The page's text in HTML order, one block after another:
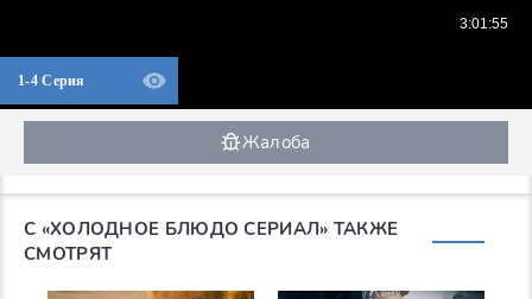
1-4 Серия
Жалоба
С «ХОЛОДНОЕ БЛЮДО СЕРИАЛ» ТАКЖЕ
СМОТРЯТ